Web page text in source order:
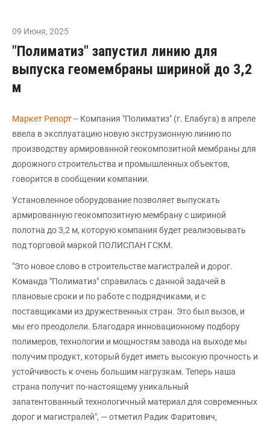
09 Июня, 2025
"Полиматиз" запустил линию для
выпуска геомембраны шириной до 3,2
м
Маркет Репорт-- Компания "Полиматиз" (г. Елабуга) в апреле
ввела в эксплуатацию новую экструзионную линию по
производству армированной геокомпозитной мембраны для
дорожного строительства и промышленных объектов,
говорится в сообщении компании.
Установленное оборудование позволяет выпускать
армированную геокомпозитную мембрану с шириной
полотна до 3,2 м, которую компания будет реализовывать
под торговой маркой ПОЛИСПАН ГСКМ.
"Это новое слово в строительстве магистралей и дорог.
Команда "Полиматиз" справилась с данной задачей в
плановые сроки и по работе с подрядчиками, и с
поставщиками из дружественных стран. Это был вызов, и
мы его преодолели. Благодаря инновационному подбору
полимеров, технологии и мощностям завода на выходе мы
получим продукт, который будет иметь высокую прочность и
устойчивость к очень большим нагрузкам. Теперь наша
страна получит по-настоящему уникальный
запатентованный технологичный материал для современных
дорог и магистралей", — отметил Радик Фаритович,